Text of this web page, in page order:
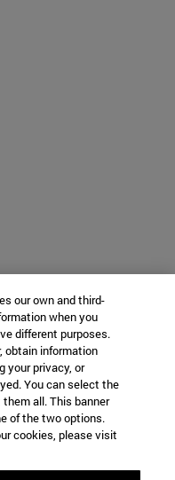
our own and third-
when you
different purposes.
obtain information
your privacy, or
You can select the
all. This banner
of the two options.
cookies, please visit